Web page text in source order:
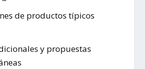
de productos típicos
y propuestas